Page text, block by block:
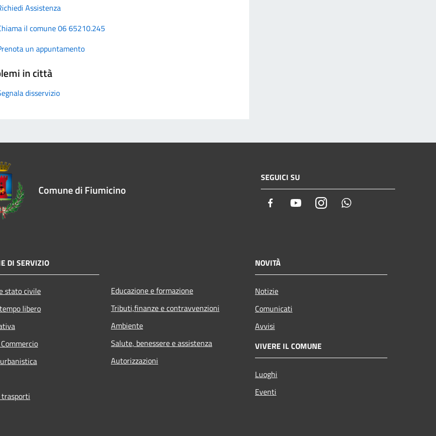
Assistenza
il comune 06 65210.245
un appuntamento
in città
disservizio
Comune di Fiumicino
SEGUICI SU
Facebook YoutubeInstagram
DI SERVIZIO
stato civile
libero
Educazione e formazione
Tributi,finanze e contravvenzioni
Ambiente
Salute, benessere e assistenza
Autorizzazioni
NOVITÀ
Notizie
Comunicati
Avvisi
VIVERE IL COMUNE
Luoghi
Eventi